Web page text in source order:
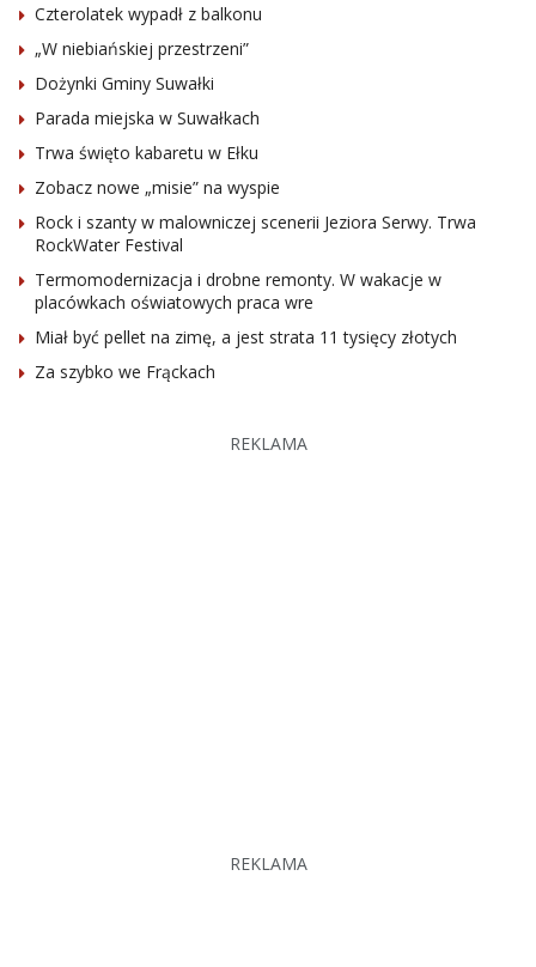
Czterolatek wypadł z balkonu
„W niebiańskiej przestrzeni”
Dożynki Gminy Suwałki
Parada miejska w Suwałkach
Trwa święto kabaretu w Ełku
Zobacz nowe „misie” na wyspie
Rock i szanty w malowniczej scenerii Jeziora Serwy. Trwa
RockWater Festival
Termomodernizacja i drobne remonty. W wakacje w
placówkach oświatowych praca wre
Miał być pellet na zimę, a jest strata 11 tysięcy złotych
Za szybko we Frąckach
REKLAMA
REKLAMA